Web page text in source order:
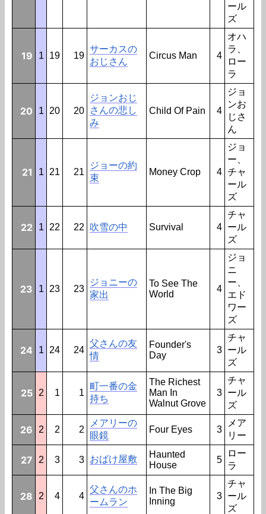
ール
ズ
19 1 19 19
サーカスの
おじさん
Circus Man 4
オハ
ラ、
ロー
ラ
20 1 20 20
ジョンおじ
さんの悲し
み
Child Of Pain 4
ジョ
ンお
じさ
ん
21 1 21 21
ジョーの約
束
Money Crop 4
ジョ
ー、
チャ
ール
ズ
22 1 22 22 吹雪の中 Survival 4
チャ
ール
ズ
23 1 23 23
ジョニーの
家出
To See The
World
4
ジョ
ニ
ー、
エド
ワー
ズ
24 1 24 24
父さんの友
情
Founder's
Day
3
チャ
ール
ズ
25 2 1 1
町一番の金
持ち
The Richest
Man In
Walnut Grove
3
チャ
ール
ズ
26 2 2 2
メアリーの
眼鏡
Four Eyes 3
メア
リー
27 2 3 3 おばけ屋敷
Haunted
House
5
ロー
ラ
28 2 4 4
父さんのホ
ームラン
In The Big
Inning
3
チャ
ール
ズ